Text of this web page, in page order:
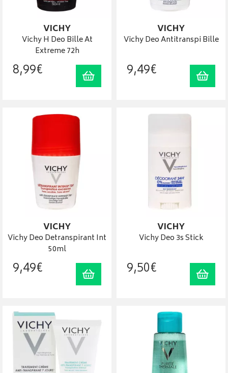
VICHY
Vichy H Deo Bille At
Extreme 72h
8,99€ Ajouter au panier
VICHY
Vichy Deo Antitranspi Bille
9,49€
VICHY
Vichy Deo Detranspirant Int
50ml
9,49€ Ajouter au panier
VICHY
Vichy Deo 3s Stick
9,50€